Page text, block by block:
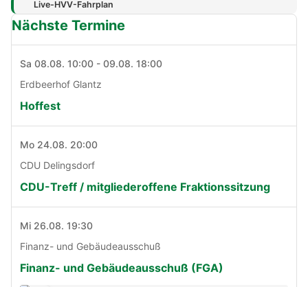
Live-HVV-Fahrplan
Nächste Termine
Sa 08.08. 10:00 - 09.08. 18:00
Erdbeerhof Glantz
Hoffest
Mo 24.08. 20:00
CDU Delingsdorf
CDU-Treff / mitgliederoffene Fraktionssitzung
Mi 26.08. 19:30
Finanz- und Gebäudeausschuß
Finanz- und Gebäudeausschuß (FGA)